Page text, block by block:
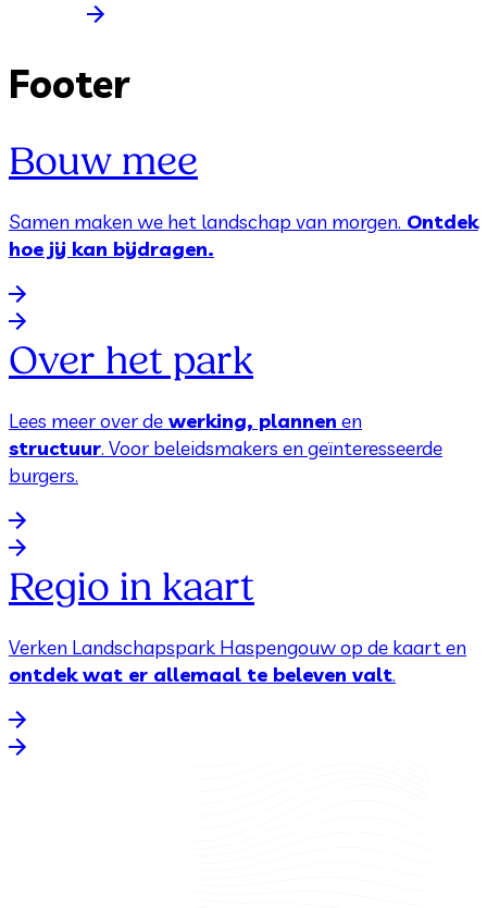
Footer
Bouw mee
Samen maken we het landschap van morgen. Ontdek
hoe jij kan bijdragen.
Over het park
Lees meer over de werking, plannen en
structuur. Voor beleidsmakers en geïnteresseerde
burgers.
Regio in kaart
Verken Landschapspark Haspengouw op de kaart en
ontdek wat er allemaal te beleven valt.